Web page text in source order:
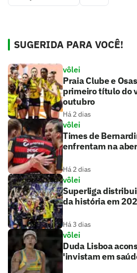
SUGERIDA PARA VOCÊ!
vôlei
Praia Clube e
primeiro título do
outubro
Há 2 dias
vôlei
Times de
enfrentam na
Há 2 dias
vôlei
Superliga
da história em
Há 3 dias
vôlei
Duda Lisboa
'invistam em